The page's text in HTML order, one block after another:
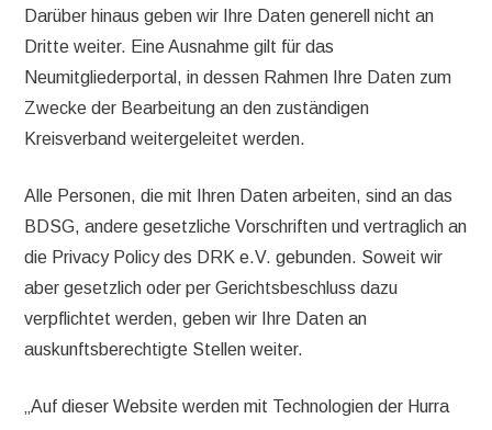
Darüber hinaus geben wir Ihre Daten generell nicht an
Dritte weiter. Eine Ausnahme gilt für das
Neumitgliederportal, in dessen Rahmen Ihre Daten zum
Zwecke der Bearbeitung an den zuständigen
Kreisverband weitergeleitet werden.
Alle Personen, die mit Ihren Daten arbeiten, sind an das
BDSG, andere gesetzliche Vorschriften und vertraglich an
die Privacy Policy des DRK e.V. gebunden. Soweit wir
aber gesetzlich oder per Gerichtsbeschluss dazu
verpflichtet werden, geben wir Ihre Daten an
auskunftsberechtigte Stellen weiter.
„Auf dieser Website werden mit Technologien der Hurra